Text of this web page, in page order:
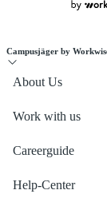
Campusjäger by
About Us
Work with us
Careerguide
Help-Center